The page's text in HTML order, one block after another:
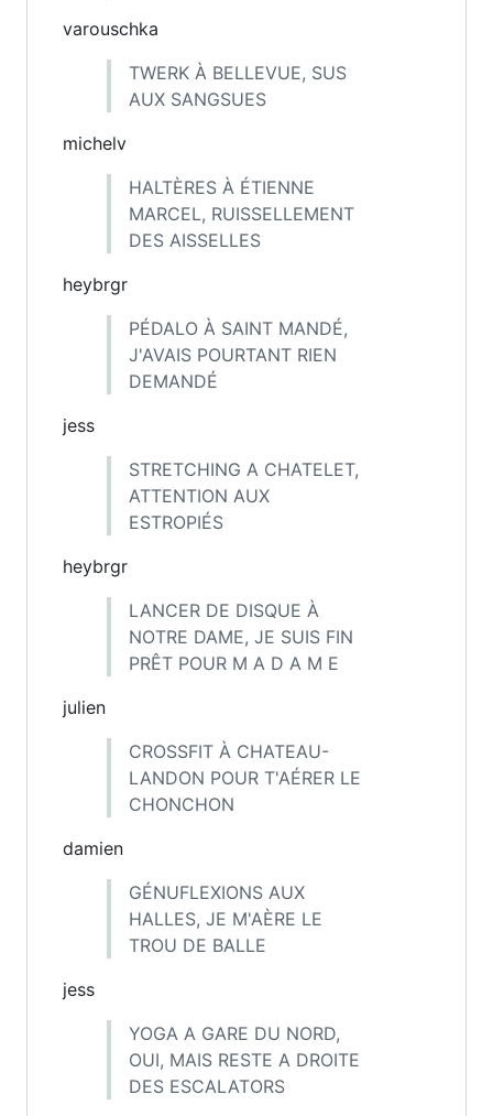
varouschka
TWERK À BELLEVUE, SUS
AUX SANGSUES
michelv
HALTÈRES À ÉTIENNE
MARCEL, RUISSELLEMENT
DES AISSELLES
heybrgr
PÉDALO À SAINT MANDÉ,
J'AVAIS POURTANT RIEN
DEMANDÉ
jess
STRETCHING A CHATELET,
ATTENTION AUX
ESTROPIÉS
heybrgr
LANCER DE DISQUE À
NOTRE DAME, JE SUIS FIN
PRÊT POUR M A D A M E
julien
CROSSFIT À CHATEAU-
LANDON POUR T'AÉRER LE
CHONCHON
damien
GÉNUFLEXIONS AUX
HALLES, JE M'AÈRE LE
TROU DE BALLE
jess
YOGA A GARE DU NORD,
OUI, MAIS RESTE A DROITE
DES ESCALATORS